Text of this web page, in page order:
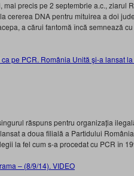
precis pe 2 septembrie a.c., ziarul
cererea DNA pentru mituirea a doi
a cărui fantomă încă semnează
pe PCR. România Unită şi-a lansat
răspuns pentru organizația
a doua filială a Partidului
la fel cum s-a procedat cu PCR în
– (8/9/14). VIDEO